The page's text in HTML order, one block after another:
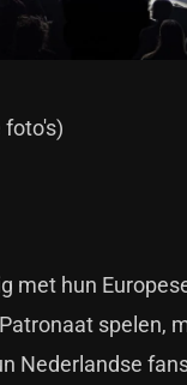
foto's)
met hun
spelen,
Nederlandse